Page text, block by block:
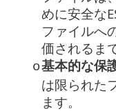
めに安全な
ファイルへ
価されるま
o基本的な保
は限られた
ます。